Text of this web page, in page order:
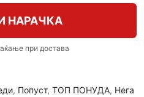
НАРАЧКА
при достава
, Попуст, ТОП ПОНУДА, Нега